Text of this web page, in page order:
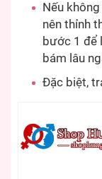
Nếu
nên thỉnh
bước 1 để
bám lâu
Đặc biệt,